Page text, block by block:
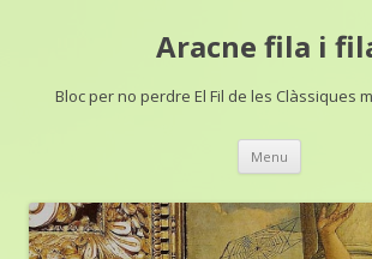
Aracne fila i
Bloc per no perdre El Fil de les Clàssiques
Menu Skip